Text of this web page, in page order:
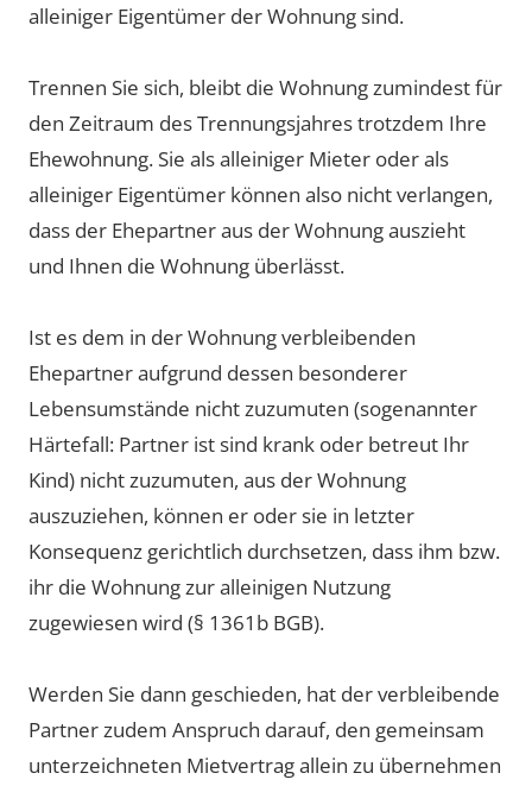
alleiniger Eigentümer der Wohnung sind.
Trennen Sie sich, bleibt die Wohnung zumindest für
den Zeitraum des Trennungsjahres trotzdem Ihre
Ehewohnung. Sie als alleiniger Mieter oder als
alleiniger Eigentümer können also nicht verlangen,
dass der Ehepartner aus der Wohnung auszieht
und Ihnen die Wohnung überlässt.
Ist es dem in der Wohnung verbleibenden
Ehepartner aufgrund dessen besonderer
Lebensumstände nicht zuzumuten (sogenannter
Härtefall: Partner ist sind krank oder betreut Ihr
Kind) nicht zuzumuten, aus der Wohnung
auszuziehen, können er oder sie in letzter
Konsequenz gerichtlich durchsetzen, dass ihm bzw.
ihr die Wohnung zur alleinigen Nutzung
zugewiesen wird (§ 1361b BGB).
Werden Sie dann geschieden, hat der verbleibende
Partner zudem Anspruch darauf, den gemeinsam
unterzeichneten Mietvertrag allein zu übernehmen